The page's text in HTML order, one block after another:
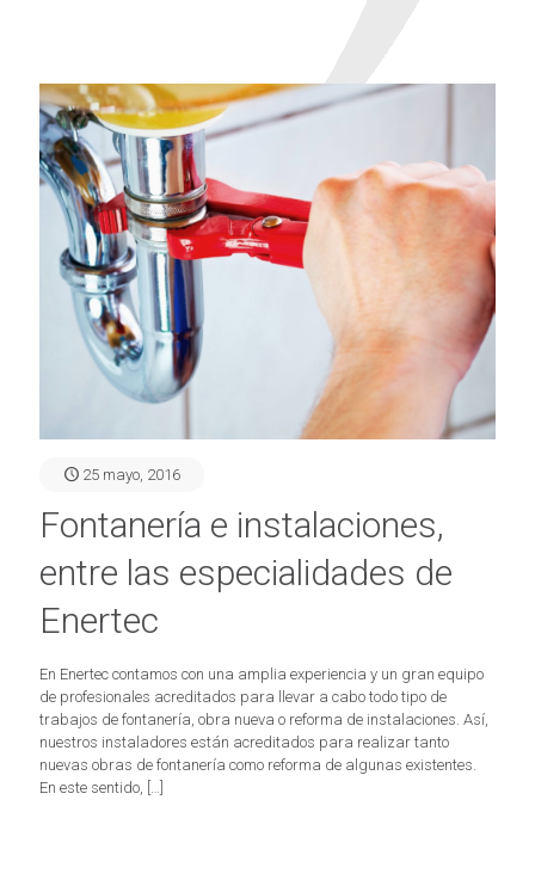
25 mayo, 2016
Fontanería e instalaciones,
entre las especialidades de
Enertec
En Enertec contamos con una amplia experiencia y un gran equipo
de profesionales acreditados para llevar a cabo todo tipo de
trabajos de fontanería, obra nueva o reforma de instalaciones. Así,
nuestros instaladores están acreditados para realizar tanto
nuevas obras de fontanería como reforma de algunas existentes.
En este sentido, […]